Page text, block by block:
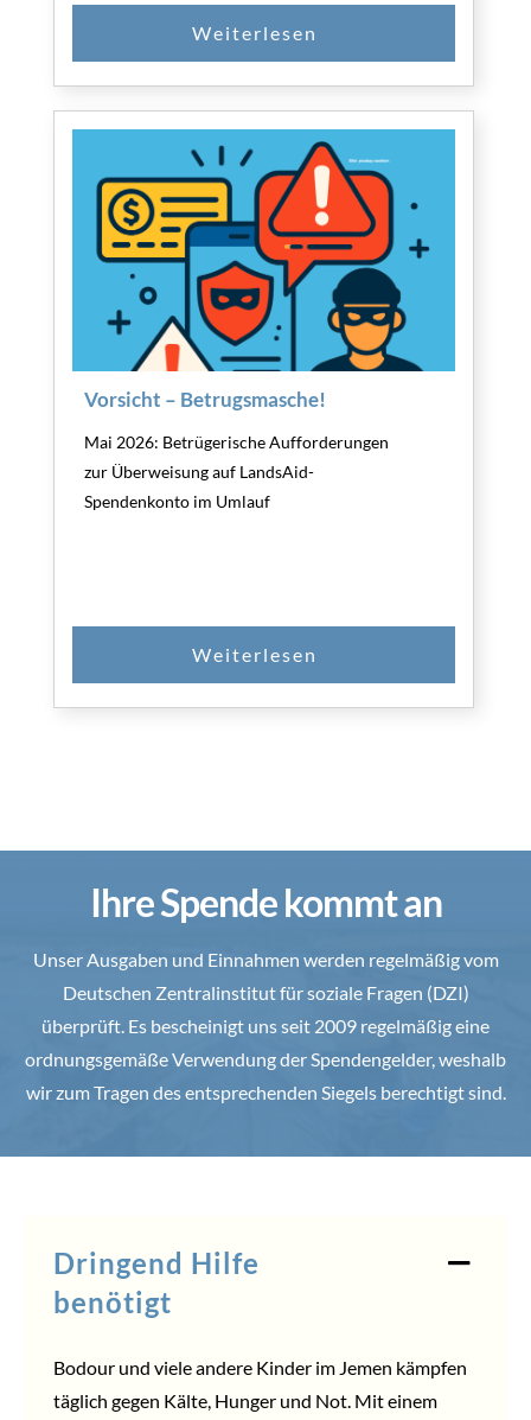
Vorsicht – Betrugsmasche!
Mai 2026: Betrügerische Aufforderungen
zur Überweisung auf LandsAid-
Spendenkonto im Umlauf
Ihre Spende kommt an
Unser Ausgaben und Einnahmen werden regelmäßig vom
Deutschen Zentralinstitut für soziale Fragen (DZI)
überprüft. Es bescheinigt uns seit 2009 regelmäßig eine
ordnungsgemäße Verwendung der Spendengelder, weshalb
wir zum Tragen des entsprechenden Siegels berechtigt sind.
Dringend Hilfe
benötigt
Bodour und viele andere Kinder im Jemen kämpfen
täglich gegen Kälte, Hunger und Not. Mit einem